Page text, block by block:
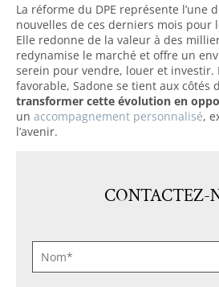
La réforme du DPE représente l’une
nouvelles de ces derniers mois pour
Elle redonne de la valeur à des
redynamise le marché et offre un
serein pour vendre, louer et investir.
favorable, Sadone se tient aux côtés
transformer cette évolution en
un accompagnement personnalisé,
l’avenir.
CONTACTEZ-
NOM
*